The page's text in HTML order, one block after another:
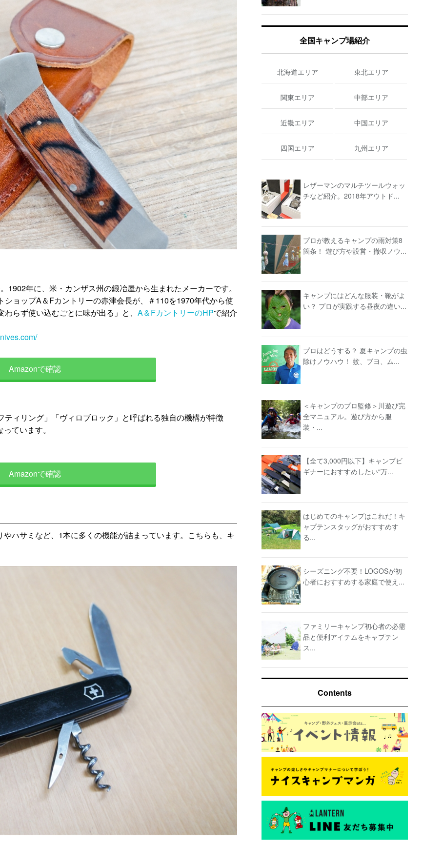
年に、米・カンザス州の鍛冶屋から生まれたメーカーです。
ョップA＆Fカントリーの赤津会長が、＃110を1970年代から使
らず使い込むごとに味が出る」と、 A＆FカントリーのHPで紹介
Amazonで確認
ィリング」「ヴィロブロック」と呼ばれる独自の機構が特徴
ています。
Amazonで確認
ハサミなど、1本に多くの機能が詰まっています。こちらも、キ
全国キャンプ場紹介
北海道エリア 東北エリア
関東エリア 中部エリア
近畿エリア 中国エリア
四国エリア 九州エリア
レザーマンのマルチツールウォッ
チなど紹介。2018年アウトド...
プロが教えるキャンプの雨対策8
箇条！ 遊び方や設営・撤収ノウ...
キャンプにはどんな服装・靴がよ
い？ プロが実践する昼夜の違い...
プロはどうする？ 夏キャンプの虫
除けノウハウ！ 蚊、ブヨ、ム...
＜キャンプのプロ監修＞川遊び完
全マニュアル。遊び方から服
装・...
【全て3,000円以下】キャンプビ
ギナーにおすすめしたい“万...
はじめてのキャンプはこれだ！キ
ャプテンスタッグがおすすめす
る...
シーズニング不要！LOGOSが初
心者におすすめする家庭で使え...
ファミリーキャンプ初心者の必需
品と便利アイテムをキャプテン
ス...
Contents